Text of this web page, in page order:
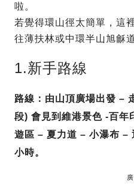
啦。
若覺得環山徑太簡單，這
往薄扶林或中環半山旭龢
1.新手路線
路線： 由山頂廣場出發 –
段) 會見到維港景色 -百年
遊區 – 夏力道 – 小瀑布 –
小時。